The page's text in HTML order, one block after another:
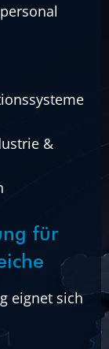
&
für
eignet sich